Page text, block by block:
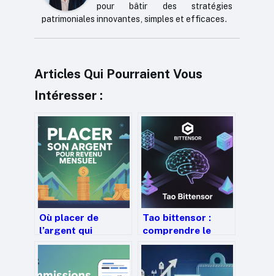
pour bâtir des stratégies
patrimoniales innovantes, simples et efficaces.
Articles Qui Pourraient Vous
Intéresser :
Où placer de
l’argent qui
rapporte
mensuellement en
2026
Tao bittensor :
comprendre le
projet, le token et
ses opportunités